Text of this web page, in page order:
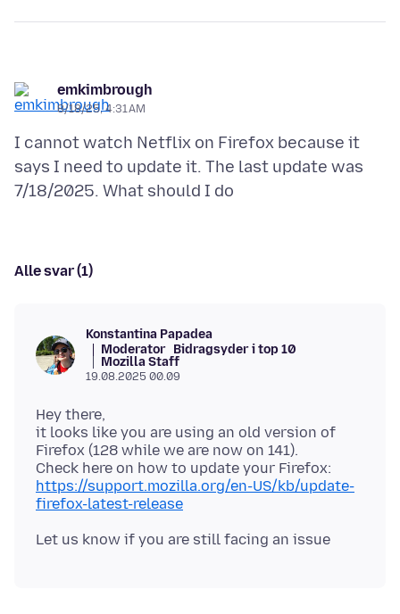
emkimbrough
8/18/25, 4:31 AM
I cannot watch Netflix on Firefox because it
says I need to update it. The last update was
Alle svar (1)
Konstantina Papadea
Moderator Bidragsyder i top 10
Mozilla Staff
19.08.2025 00.09
Hey there,
it looks like you are using an old version of
Firefox (128 while we are now on 141).
Check here on how to update your Firefox:
https://support.mozilla.org/en-US/kb/update-
firefox-latest-release